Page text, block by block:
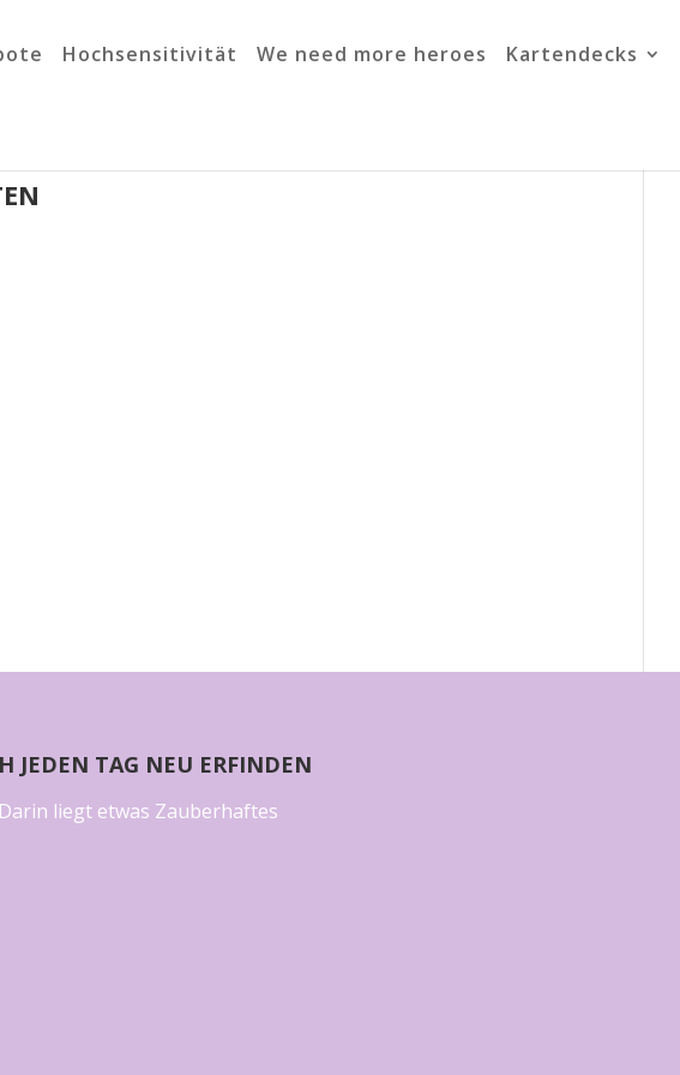
Hochsensitivität We need more heroes Kartendecks
JEDEN TAG NEU ERFINDEN
liegt etwas Zauberhaftes